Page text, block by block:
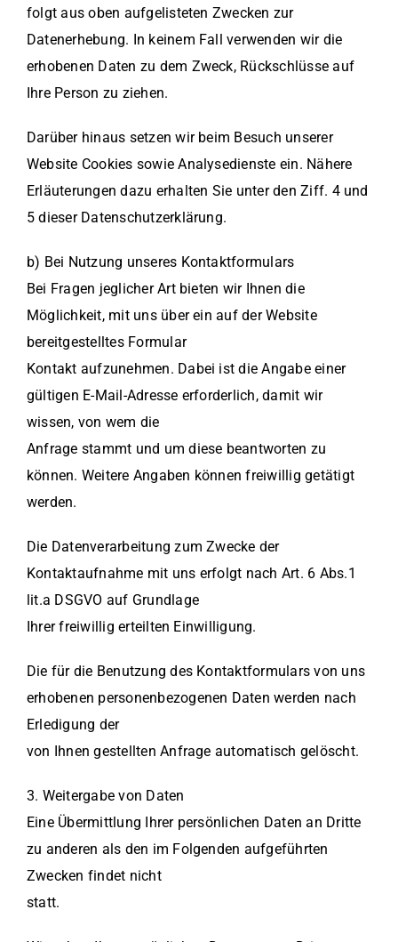
folgt aus oben aufgelisteten Zwecken zur
Datenerhebung. In keinem Fall verwenden wir die
erhobenen Daten zu dem Zweck, Rückschlüsse auf
Ihre Person zu ziehen.
Darüber hinaus setzen wir beim Besuch unserer
Website Cookies sowie Analysedienste ein. Nähere
Erläuterungen dazu erhalten Sie unter den Ziff. 4 und
5 dieser Datenschutzerklärung.
b) Bei Nutzung unseres Kontaktformulars
Bei Fragen jeglicher Art bieten wir Ihnen die
Möglichkeit, mit uns über ein auf der Website
bereitgestelltes Formular
Kontakt aufzunehmen. Dabei ist die Angabe einer
gültigen E-Mail-Adresse erforderlich, damit wir
wissen, von wem die
Anfrage stammt und um diese beantworten zu
können. Weitere Angaben können freiwillig getätigt
werden.
Die Datenverarbeitung zum Zwecke der
Kontaktaufnahme mit uns erfolgt nach Art. 6 Abs.1
lit.a DSGVO auf Grundlage
Ihrer freiwillig erteilten Einwilligung.
Die für die Benutzung des Kontaktformulars von uns
erhobenen personenbezogenen Daten werden nach
Erledigung der
von Ihnen gestellten Anfrage automatisch gelöscht.
3. Weitergabe von Daten
Eine Übermittlung Ihrer persönlichen Daten an Dritte
zu anderen als den im Folgenden aufgeführten
Zwecken findet nicht
statt.